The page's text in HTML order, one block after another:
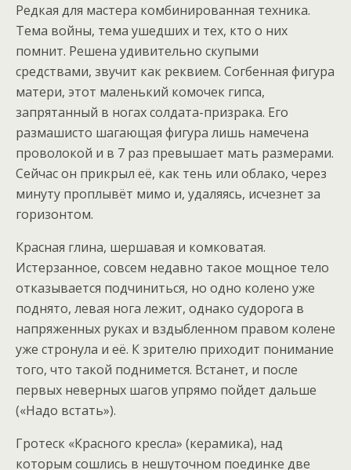
Редкая для мастера комбинированная техника.
Тема войны, тема ушедших и тех, кто о них
помнит. Решена удивительно скупыми
средствами, звучит как реквием. Согбенная фигура
матери, этот маленький комочек гипса,
запрятанный в ногах солдата-призрака. Его
размашисто шагающая фигура лишь намечена
проволокой и в 7 раз превышает мать размерами.
Сейчас он прикрыл её, как тень или облако, через
минуту проплывёт мимо и, удаляясь, исчезнет за
горизонтом.
Красная глина, шершавая и комковатая.
Истерзанное, совсем недавно такое мощное тело
отказывается подчиниться, но одно колено уже
поднято, левая нога лежит, однако судорога в
напряженных руках и вздыбленном правом колене
уже стронула и её. К зрителю приходит понимание
того, что такой поднимется. Встанет, и после
первых неверных шагов упрямо пойдет дальше
(«Надо встать»).
Гротеск «Красного кресла» (керамика), над
которым сошлись в нешуточном поединке две